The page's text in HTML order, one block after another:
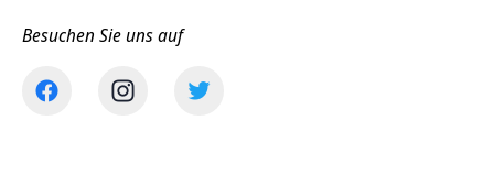
Besuchen Sie uns auf